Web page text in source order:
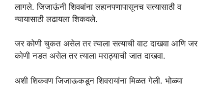
लागले. जिजाऊंनी शिवबांना लहानपणापासूनच सत्यासाठी व
न्यायासाठी लढायला शिकवले.
जर कोणी चुकत असेल तर त्याला सत्याची वाट दाखवा आणि जर
कोणी नडत असेल तर त्याला मराठ्याची जात दाखवा.
अशी शिकवण जिजाऊकडून शिवरायांना मिळत गेली. भोळ्या